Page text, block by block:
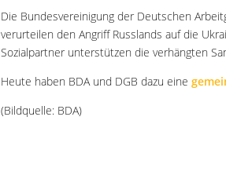
Die Bundesvereinigung der Deutschen
verurteilen den Angriff Russlands auf die
Sozialpartner unterstützen die verhängten
Heute haben BDA und DGB dazu eine
(Bildquelle: BDA)